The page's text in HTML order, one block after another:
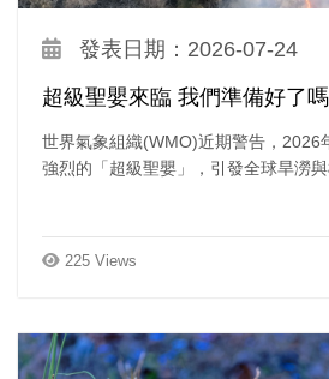
發表日期：2026-07-24
超級聖嬰來臨 我們準備好了嗎
世界氣象組織(WMO)近期警告，2026
強烈的「超級聖嬰」，引發全球旱澇與
225 Views